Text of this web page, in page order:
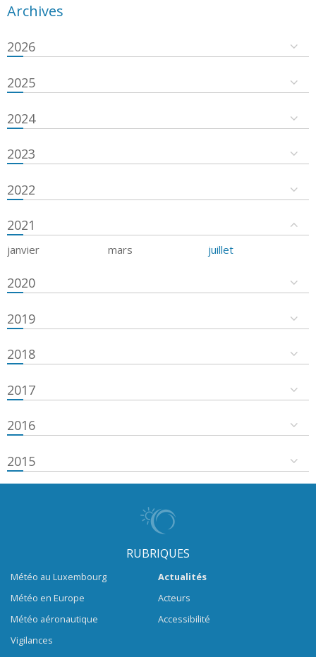
Archives
2026
2025
2024
2023
2022
2021
janvier mars juillet
2020
2019
2018
2017
2016
2015
RUBRIQUES
Météo au Luxembourg
Météo en Europe
Météo aéronautique
Vigilances
Actualités
Acteurs
Accessibilité